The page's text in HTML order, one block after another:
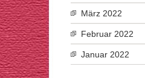
März 2022
Februar 2022
Januar 2022